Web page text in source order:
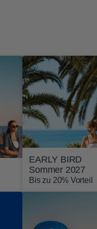
EARLY BIRD
Sommer 2027
Bis zu 20% Vorteil